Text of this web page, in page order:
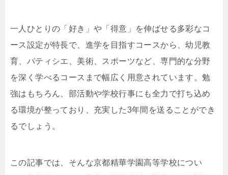
一人ひとりの「好き」や「得意」を伸ばせる多彩なコ
ース設定が特長で、進学を目指すコースから、幼児教
育、パティシエ、美術、スポーツなど、専門的な分野
を深く学べるコースまで幅広く用意されています。勉
強はもちろん、部活動や学校行事にも全力で打ち込め
る環境が整っており、充実した3年間を送ることができ
るでしょう。
この記事では、そんな京都精華学園高等学校につい